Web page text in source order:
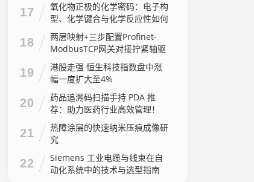
17
氧化物正极的化学密码：电子构
型、化学键合与化学反应性如何
主宰电池性能
18
两层映射+三步配置Profinet-
ModbusTCP网关对接拧紧轴驱
动器方法
19
港股走强 恒生科技指数盘中涨
幅一度扩大至4%
20
药品追溯码扫描手持 PDA 推
荐：助力医药行业高效管理！
21
热障涂层的快速纳米压痕成像研
究
22
Siemens 工业电缆与线束在自
动化系统中的技术与选型指南